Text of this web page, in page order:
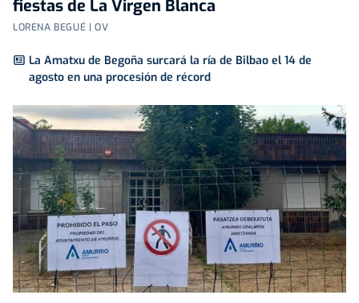
fiestas de La Virgen Blanca
LORENA BEGUÉ | OV
La Amatxu de Begoña surcará la ría de Bilbao el 14 de
agosto en una procesión de récord